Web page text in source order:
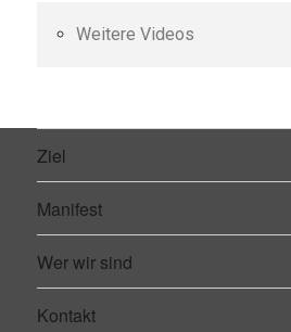
Weitere Videos
Ziel
Manifest
Wer wir sind
Kontakt